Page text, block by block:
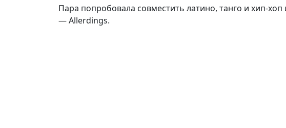
Пара попробовала совместить латино, танго и хип-
— Allerdings.